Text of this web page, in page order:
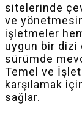
sitelerinde
ve
işletmeler
uygun bir dizi
sürümde
Temel ve
karşılamak
sağlar.